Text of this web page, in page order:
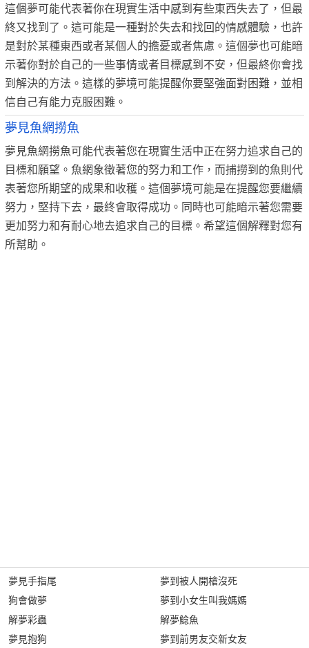
這個夢可能代表著你在現實生活中感到有些東西失去了，但最
終又找到了。這可能是一種對於失去和找回的情感體驗，也許
是對於某種東西或者某個人的擔憂或者焦慮。這個夢也可能暗
示著你對於自己的一些事情或者目標感到不安，但最終你會找
到解決的方法。這樣的夢境可能提醒你要堅強面對困難，並相
信自己有能力克服困難。
夢見魚網撈魚
夢見魚網撈魚可能代表著您在現實生活中正在努力追求自己的
目標和願望。魚網象徵著您的努力和工作，而捕撈到的魚則代
表著您所期望的成果和收穫。這個夢境可能是在提醒您要繼續
努力，堅持下去，最終會取得成功。同時也可能暗示著您需要
更加努力和有耐心地去追求自己的目標。希望這個解釋對您有
所幫助。
夢見手指尾
狗會做夢
解夢彩蟲
夢見抱狗
夢到被人開槍沒死
夢到小女生叫我媽媽
解夢鯰魚
夢到前男友交新女友